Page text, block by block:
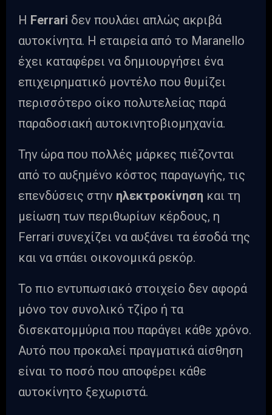
Η Ferrari δεν πουλάει απλώς ακριβά
αυτοκίνητα. Η εταιρεία από το Maranello
έχει καταφέρει να δημιουργήσει ένα
επιχειρηματικό μοντέλο που θυμίζει
περισσότερο οίκο πολυτελείας παρά
παραδοσιακή αυτοκινητοβιομηχανία.
Την ώρα που πολλές μάρκες πιέζονται
από το αυξημένο κόστος παραγωγής, τις
επενδύσεις στην ηλεκτροκίνηση και τη
μείωση των περιθωρίων κέρδους, η
Ferrari συνεχίζει να αυξάνει τα έσοδά της
και να σπάει οικονομικά ρεκόρ.
Το πιο εντυπωσιακό στοιχείο δεν αφορά
μόνο τον συνολικό τζίρο ή τα
δισεκατομμύρια που παράγει κάθε χρόνο.
Αυτό που προκαλεί πραγματικά αίσθηση
είναι το ποσό που αποφέρει κάθε
αυτοκίνητο ξεχωριστά.